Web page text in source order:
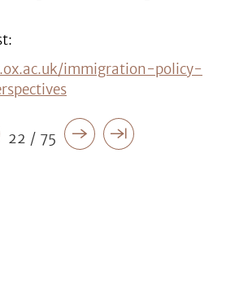
immigration-policy-
22 / 75